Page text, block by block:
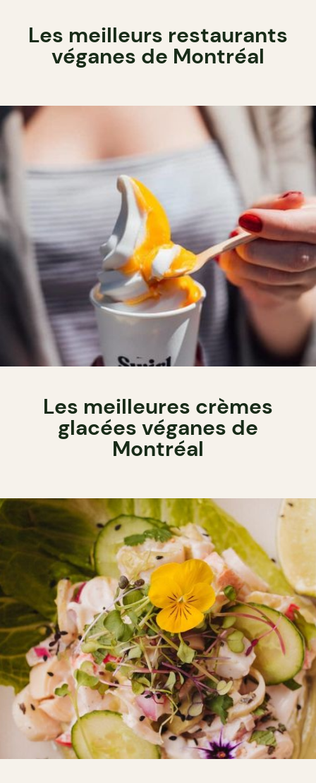
Les meilleurs restaurants
véganes de Montréal
Les meilleures crèmes
glacées véganes de
Montréal